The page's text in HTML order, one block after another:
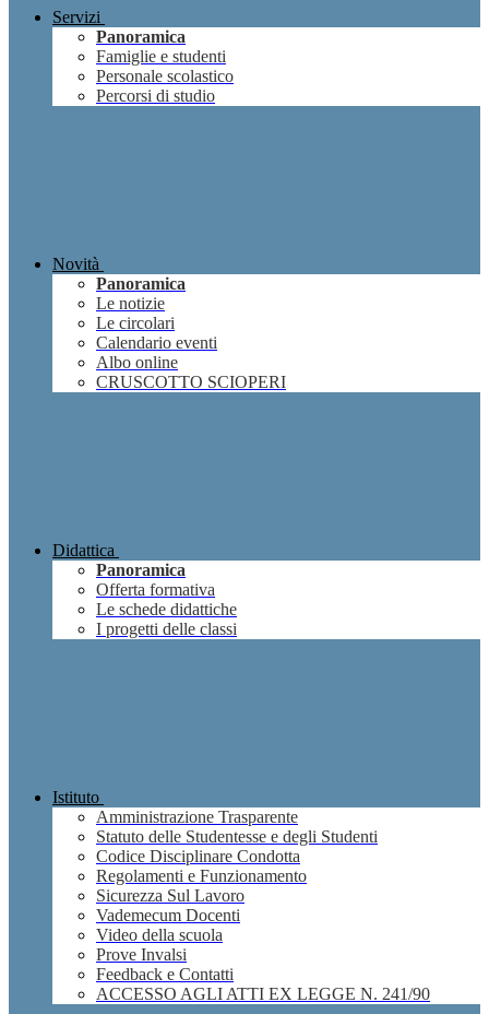
Servizi
Panoramica
Famiglie e studenti
Personale scolastico
Percorsi di studio
Novità
Panoramica
Le notizie
Le circolari
Calendario eventi
Albo online
CRUSCOTTO SCIOPERI
Didattica
Panoramica
Offerta formativa
Le schede didattiche
I progetti delle classi
Istituto
Amministrazione Trasparente
Statuto delle Studentesse e degli Studenti
Codice Disciplinare Condotta
Regolamenti e Funzionamento
Sicurezza Sul Lavoro
Vademecum Docenti
Video della scuola
Prove Invalsi
Feedback e Contatti
ACCESSO AGLI ATTI EX LEGGE N. 241/90